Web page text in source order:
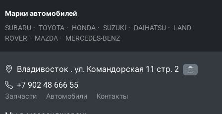
Марки автомобилей
SUBARU · TOYOTA · HONDA · SUZUKI · DAIHATSU · LAND
ROVER · MAZDA · MERCEDES-BENZ
Владивосток . ул. Командорская 11 стр. 2
+7 902 48 666 55
Запчасти Автомобили Контакты